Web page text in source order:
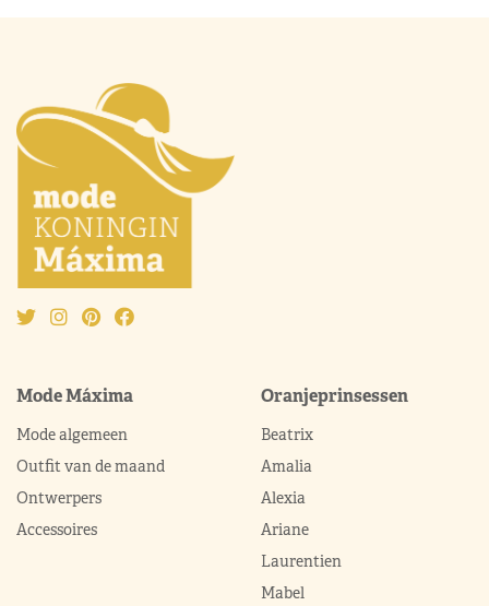
Mode Máxima
Mode algemeen
Outfit van de maand
Ontwerpers
Accessoires
Oranjeprinsessen
Beatrix
Amalia
Alexia
Ariane
Laurentien
Mabel